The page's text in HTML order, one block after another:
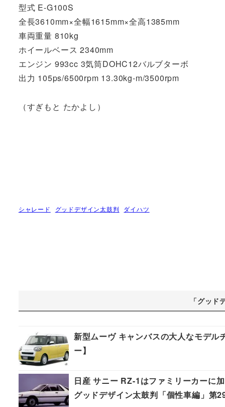
型式 E-G100S
全長3610mm×全幅1615mm×全高1385mm
車両重量 810kg
ホイールベース 2340mm
エンジン 993cc 3気筒DOHC12バルブターボ
出力 105ps/6500rpm 13.30kg-m/3500rpm
（すぎもと たかよし）
シャレード グッドデザイン太鼓判 ダイハツ
「グッド
新型ムーヴ キャンバスの大人なモデ
ー】
日産 サニー RZ-1はファミリーカーに
グッドデザイン太鼓判「個性車編」第